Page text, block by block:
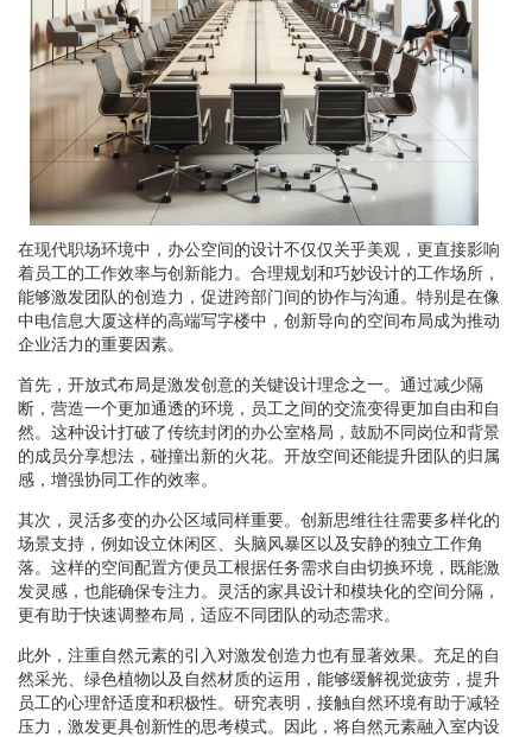
在现代职场环境中，办公空间的设计不仅仅关乎美观，更直接影响
着员工的工作效率与创新能力。合理规划和巧妙设计的工作场所，
能够激发团队的创造力，促进跨部门间的协作与沟通。特别是在像
中电信息大厦这样的高端写字楼中，创新导向的空间布局成为推动
企业活力的重要因素。
首先，开放式布局是激发创意的关键设计理念之一。通过减少隔
断，营造一个更加通透的环境，员工之间的交流变得更加自由和自
然。这种设计打破了传统封闭的办公室格局，鼓励不同岗位和背景
的成员分享想法，碰撞出新的火花。开放空间还能提升团队的归属
感，增强协同工作的效率。
其次，灵活多变的办公区域同样重要。创新思维往往需要多样化的
场景支持，例如设立休闲区、头脑风暴区以及安静的独立工作角
落。这样的空间配置方便员工根据任务需求自由切换环境，既能激
发灵感，也能确保专注力。灵活的家具设计和模块化的空间分隔，
更有助于快速调整布局，适应不同团队的动态需求。
此外，注重自然元素的引入对激发创造力也有显著效果。充足的自
然采光、绿色植物以及自然材质的运用，能够缓解视觉疲劳，提升
员工的心理舒适度和积极性。研究表明，接触自然环境有助于减轻
压力，激发更具创新性的思考模式。因此，将自然元素融入室内设